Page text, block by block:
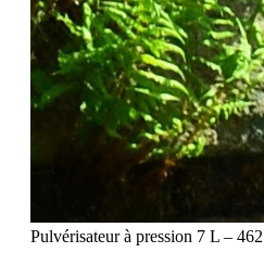
Pulvérisateur à pression 7 L – 462